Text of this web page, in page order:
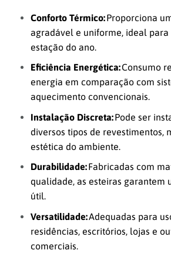
Conforto Térmico:Proporciona
agradável e uniforme, ideal
estação do ano.
Eficiência Energética:Consumo
energia em comparação com
aquecimento convencionais.
Instalação Discreta:Pode ser
diversos tipos de revestimentos,
estética do ambiente.
Durabilidade:Fabricadas com
qualidade, as esteiras garantem
útil.
Versatilidade:Adequadas para
residências, escritórios, lojas e
comerciais.